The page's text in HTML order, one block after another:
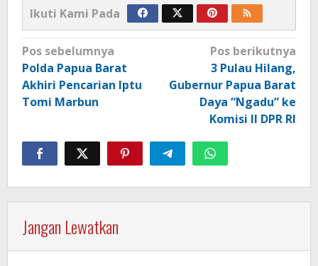
Ikuti Kami Pada
Navigasi
pos
Pos sebelumnya
Polda Papua Barat
Akhiri Pencarian Iptu
Tomi Marbun
Pos berikutnya
3 Pulau Hilang,
Gubernur Papua Barat
Daya “Ngadu” ke
Komisi II DPR RI
Jangan Lewatkan